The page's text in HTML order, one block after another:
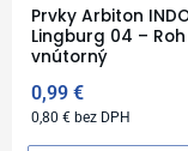
Prvky Arbiton
Lingburg 04 – Roh
vnútorný
0,99€
0,80€ bez DPH